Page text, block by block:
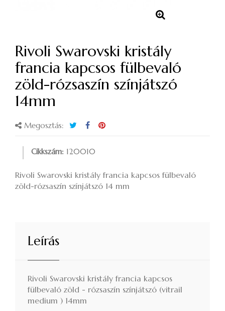
Rivoli Swarovski kristály
francia kapcsos fülbevaló
zöld-rózsaszín színjátszó
14mm
Megosztás:
Cikkszám: 120010
Rivoli Swarovski kristály francia kapcsos fülbevaló
zöld-rózsaszín színjátszó 14 mm
Leírás
Rivoli Swarovski kristály francia kapcsos
fülbevaló zöld - rózsaszín színjátszó (vitrail
medium ) 14mm